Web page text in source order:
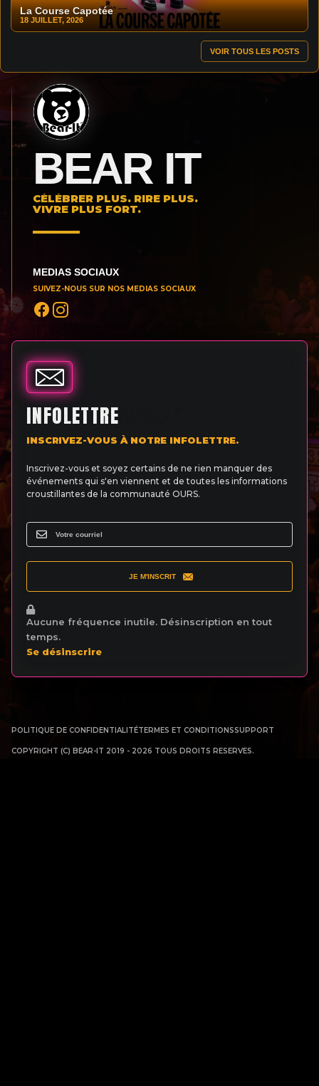
La Course Capotée
18 JUILLET, 2026
VOIR TOUS LES POSTS
BEAR IT
CÉLÉBRER PLUS. RIRE PLUS.
VIVRE PLUS FORT.
MEDIAS SOCIAUX
SUIVEZ-NOUS SUR NOS MEDIAS SOCIAUX
INFOLETTRE
INSCRIVEZ-VOUS À NOTRE INFOLETTRE.
Inscrivez-vous et soyez certains de ne rien manquer des
événements qui s'en viennent et de toutes les informations
croustillantes de la communauté OURS.
JE M'INSCRIT
Aucune fréquence inutile. Désinscription en tout
temps.
Se désinscrire
POLITIQUE DE CONFIDENTIALITÉTERMES ET CONDITIONSSUPPORT
COPYRIGHT (C) BEAR-IT 2019 - 2026 TOUS DROITS RESERVES.